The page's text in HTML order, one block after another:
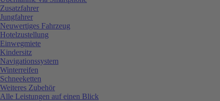
Zusatzfahrer
Jungfahrer
Neuwertiges Fahrzeug
Hotelzustellung
Einwegmiete
Kindersitz
Navigationssystem
Winterreifen
Schneeketten
Weiteres Zubehör
Alle Leistungen auf einen Blick